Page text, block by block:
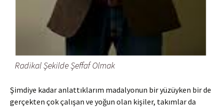
Radikal Şekilde Şeffaf Olmak
Şimdiye kadar anlattıklarım madalyonun bir yüzüyken bir de
gerçekten çok çalışan ve yoğun olan kişiler, takımlar da